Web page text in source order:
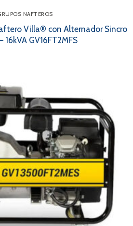
NAFTEROS
Villa® con Alternador Sincro
16kVA GV16FT2MFS